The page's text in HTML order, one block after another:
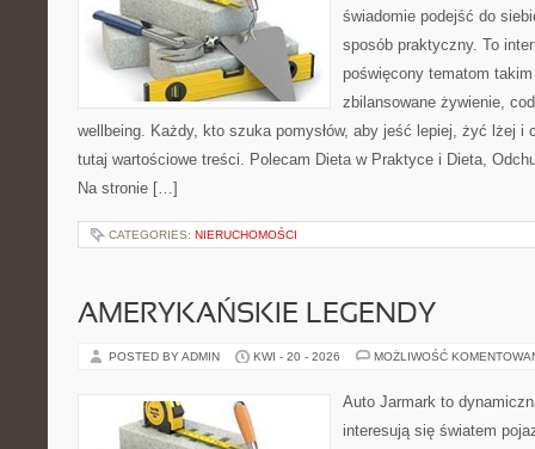
świadomie podejść do
sposób praktyczny. To
poświęcony tematom
zbilansowane żywienie,
wellbeing. Każdy, kto szuka pomysłów, aby jeść lepiej, żyć lżej i
tutaj wartościowe treści. Polecam Dieta w Praktyce i Dieta,
Na stronie […]
CATEGORIES: NIERUCHOMOŚCI
AMERYKAŃSKIE LEGENDY
POSTED BY ADMIN KWI - 20 - 2026 MOŻLIWOŚĆ
Auto Jarmark to
interesują się światem